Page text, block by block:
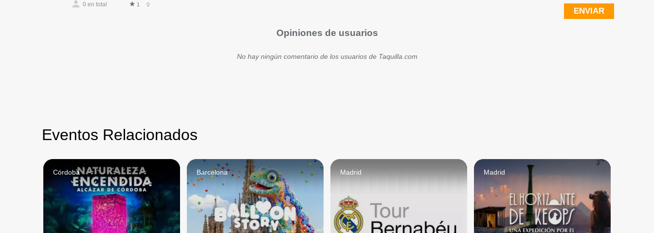
0 en total 1 0
ENVIAR
Opiniones de usuarios
No hay ningún comentario de los usuarios de Taquilla.com
Eventos Relacionados
Córdoba Barcelona Madrid Madrid